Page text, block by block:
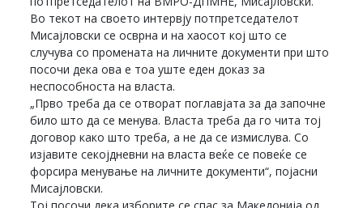
Во текот на своето интервју потпретседателот
Мисајловски се осврна и на хаосот кој што се
случува со промената на личните документи при што
посочи дека ова е тоа уште еден доказ за
неспособноста на власта.
„Прво треба да се отворат поглавјата за да започне
било што да се менува. Власта треба да го чита тој
договор како што треба, а не да се измислува. Со
изјавите секојдневни на власта веќе се повеќе се
форсира менување на личните документи“, појасни
Мисајловски.